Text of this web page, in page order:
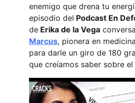
enemigo que drena tu
episodio del Podcast En
de Erika de la Vega
Marcus, pionera en
para darle un giro de 180
que creíamos saber sobre